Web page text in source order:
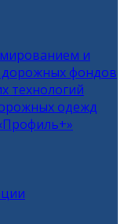
и
дорожных фондов
технологий
одежд